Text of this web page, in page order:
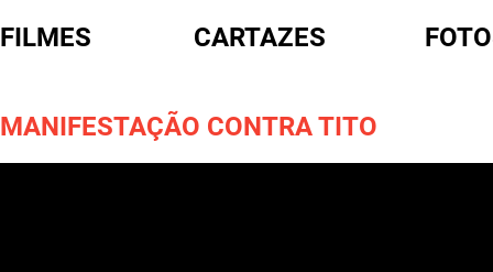
FILMES CARTAZES
MANIFESTAÇÃO CONTRA TITO
FORMULÁRIO DE BUSCA